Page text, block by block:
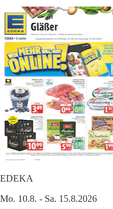
EDEKA
Mo. 10.8. - Sa. 15.8.2026